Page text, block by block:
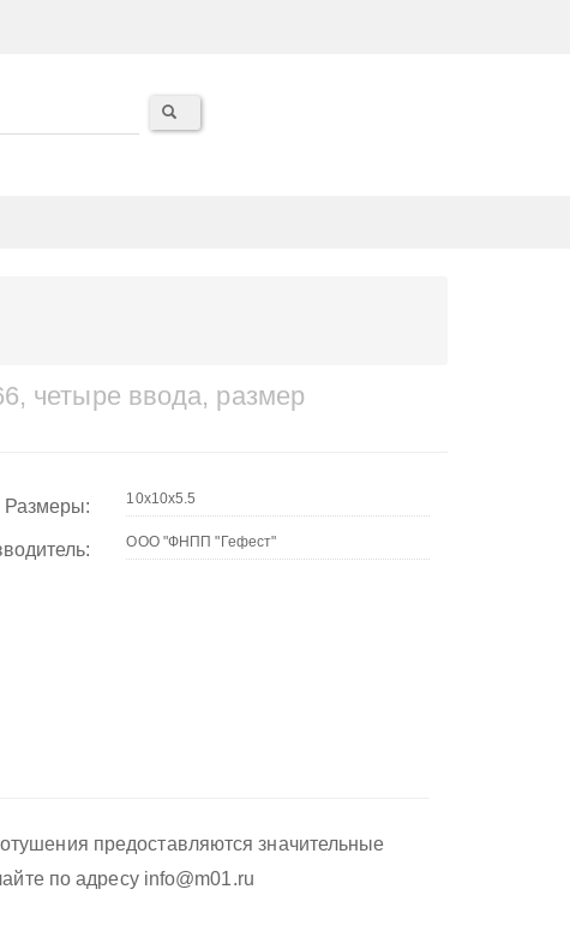
четыре ввода, размер
Размеры:
предоставляются значительные
по адресу info@m01.ru